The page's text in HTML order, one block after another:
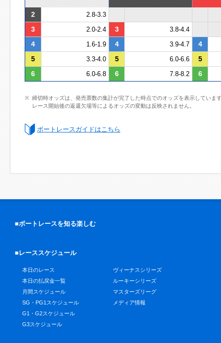
2 2.8-3.3
3 2.0-2.4 3 3.8-4.4
4 1.6-1.9 4 3.9-4.7
4
5
3.3-4.0 5 6.0-6.6
5
6
6.0-6.8 6 7.8-8.2 6
締切時オッズは、発売票数の集計が完了した時点でのオッズを表示していま
レース開始後の返還欠場等によるオッズの変動は反映されません。
ボートレースガイドはこちら
■ボートレースを知る楽しむ
■レーススケジュール
本日のレース
本日の払戻金一覧
月間スケジュール
SG・PG1スケジュール
G1・G2スケジュール
G3スケジュール
ヴィーナスシリーズ
ルーキーシリーズ
マスターズリーグ
メディア情報